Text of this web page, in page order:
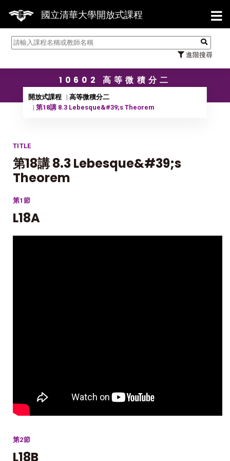
國立清華大學開放式課程
進階搜尋
【7/
10602 高等微積分二
開放式課程
高等微積分二
第18講 8.3 Lebesque&#39;s Theorem
TITLE
第18講 8.3 Lebesque&#39;s
Theorem
第1節
L18A
第2節
L18B